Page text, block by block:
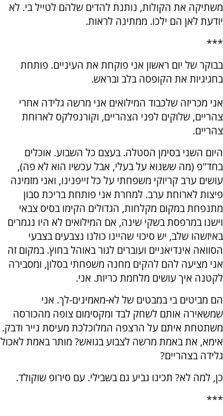
משתיקה את הקולות, נותנת להדים שלהם לטייל בי. לא
יודעת לאן הם ילכו. ממתינה לראות.
***
בבוקר של יום ראשון אני פוקחת את העיניים. פותחת
בחגיגיות את הקופסה בלב ובראש.
אני מכריזה שלכבוד המילואים אני מרשה גלידה אחרי
צהריים, שלוקים לפני הצהריים, וקורנפלקס לארוחת
צהריים.
היום השני בסימן הסטלה. בעצם כל השבוע. אוכלים
בחד"פ (מה ששנוא על בעלי, אבל עכשיו הוא לא פה),
עושים ערב קריוקי משפחתי על כל זייפנינו, ואני מזמינה
פיצות לארוחת ערב. למחרת אני פותחת בריכת סבון
מתנפחת במקום מקלחות, הגדולים הקימו בסיס צבאי
וישנו במרפסת בשקי שינה, אם המילואים לא היו נגמרים
באיזשהו שלב, יש סיכוי שהיינו כולנו נצבעים בצבעי
הסוואה אינדיאניים ועוברים לגור באוהל בחוץ. במקום זה
אני מציעה להם להקים מחנה משפחתי בסלון, ומסבירה
לקטנה איך עושים מלחמת כריות. אני.
הם מביטים בי במבטים של לא-מאמינים-לך. אני
שמשאירה אותם לשחק לבד ומקסימום צופה מהכורסה
משתטחת איתם על הרצפה המלוכלכת מעיסת נייר ודבק.
אימא, את באמת מרשה לצבוע בגואש? מותר באמת לאכול
גלידה בצהריים?
כן, למה לא? תכינו גביע גם בשבילי. עם סירופ שוקולד.
***